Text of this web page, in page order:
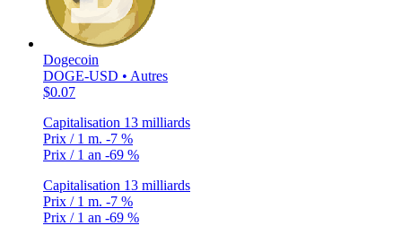
Dogecoin
DOGE-USD • Autres
$0.07
Capitalisation 13 milliards
Prix / 1 m. -7 %
Prix / 1 an -69 %
Capitalisation 13 milliards
Prix / 1 m. -7 %
Prix / 1 an -69 %